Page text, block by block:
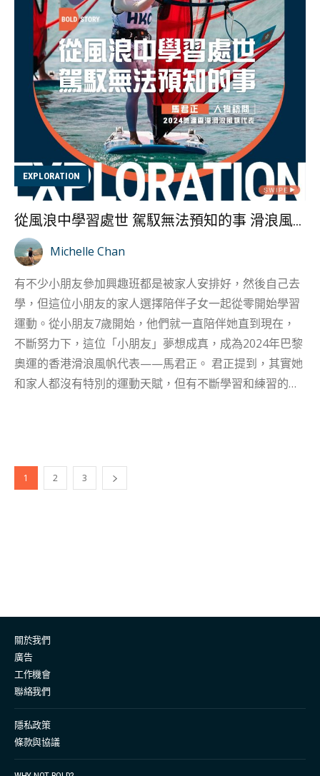
兩項分開不同日子，變成同日比賽更相隔只有一小時，她
指：「這對我們體能挑戰很大，所以預賽當日模擬決賽安
排，然後再修改策略。因所有隊伍初賽不相伯仲，所以如
果有失誤，就有機會落失獎牌。」 成為香港職業賽艇運動
員的日常 2024巴黎奧運的賽艇項目引起了許多香港人對賽
艇運動的關注。因此，我們邀請了Jenny講述她是如何接
觸賽艇的，以及她作為香港職業賽艇運動員的故事。
Jenny 中學已經熱愛各樣運動，好像排球、長跑同賽艇機
等，因獲中學老師推薦2012年8月參加賽艇課程。初學時
很快便愛上水上賽艇的速度感，後來開始和隊友夾艇，更
愛上雙人艇一起艱苦訓練的感覺，與划單人艇感覺不同，
感覺有隊友在背後支持，更加有動力。 作為香港賽艇運動
員星期一至六都有2-3節訓練，他們經常會在不同城市訓
練，所以要盡快適應天氣同環境。Jenny分享：「最記得
一次由10-17°C的雲南轉場地到36至40°C的泰州，第一日
要划16公里，溫度天氣截然不同，因天氣太熱，她和隊友
難以發力，大家幾乎是用意志完成訓練。」 競速過程不只
是一味鬥快 ...
EXPLORATION
從風浪中學習處世 駕馭無法預知的事 滑浪風帆香港代表馬君正訪問
Michelle Chan
有不少小朋友參加興趣班都是被家人安排好，然後自己去
學，但這位小朋友的家人選擇陪伴子女一起從零開始學習
運動。從小朋友7歲開始，他們就一直陪伴她直到現在，
不斷努力下，這位「小朋友」夢想成真，成為2024年巴黎
奧運的香港滑浪風帆代表——馬君正。 君正提到，其實她
和家人都沒有特別的運動天賦，但有不斷學習和練習的恆
一場。君正分享：「對我來說比較深刻，是踏入奧運場地
時，聽到很多觀眾打氣的氣氛，因為風帆項目離賽區較
熟習一次那個賽程，很可惜她最後還是已銅牌結束本屆奧
運，這可能對她來說都會覺得很遺憾。」 因而不夠熟悉地
形而最後摘銅，君正也為Wilson感到很可惜，她認同滑浪
說最大的挑戰。 而對於君正來說，雖然在外國比賽，但他
們之前都做了很多的場地的考察，早五六年其實我們都不
停在馬賽比賽適應得不錯的。今屆奧運賽事以一種帆板類
1 2 3
關於我們
廣告
工作機會
聯絡我們
隱私政策
條款與協議